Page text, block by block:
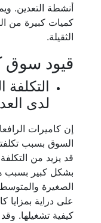
أنشطة التعدين.
كميات كبيرة من
الثقيلة.
قيود سوق
التكلفة
لدى
إن كاميرات
السوق بسبب
قد يزيد من التكلفة
بشكل كبير بسبب
الصغيرة
على دراية بمزايا
كيفية تشغيلها.